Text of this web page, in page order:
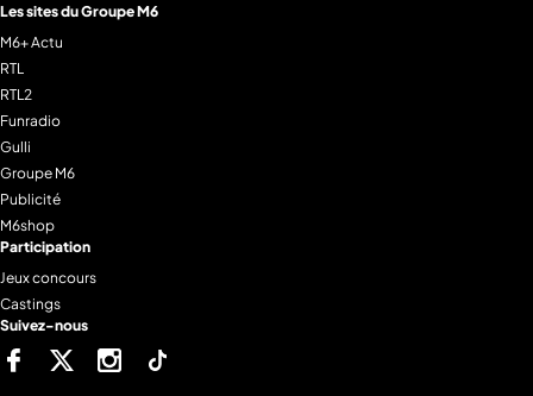
Les sites du Groupe M6
M6+ Actu
RTL
RTL2
Funradio
Gulli
Groupe M6
Publicité
M6shop
Participation
Jeux concours
Castings
Suivez-nous
FacebookTwitter Instagram